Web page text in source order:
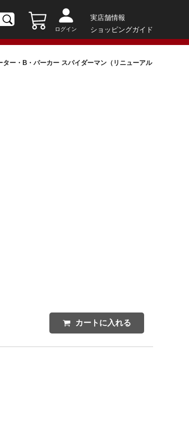
ログイン
実店舗情報
ショッピングガイド
ー・B・パーカー スパイダーマン（リニューアル
カートに入れる